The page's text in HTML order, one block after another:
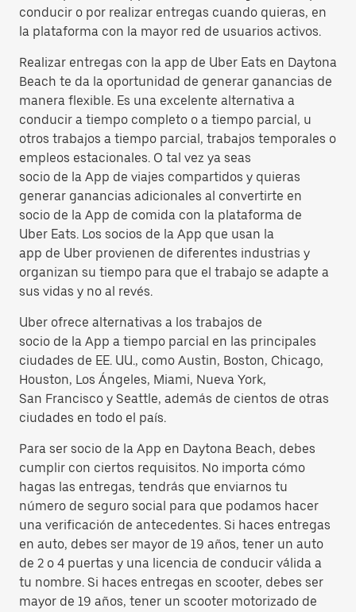
conducir o por realizar entregas cuando quieras, en
la plataforma con la mayor red de usuarios activos.
Realizar entregas con la app de Uber Eats en Daytona
Beach te da la oportunidad de generar ganancias de
manera flexible. Es una excelente alternativa a
conducir a tiempo completo o a tiempo parcial, u
otros trabajos a tiempo parcial, trabajos temporales o
empleos estacionales. O tal vez ya seas
socio de la App de viajes compartidos y quieras
generar ganancias adicionales al convertirte en
socio de la App de comida con la plataforma de
Uber Eats. Los socios de la App que usan la
app de Uber provienen de diferentes industrias y
organizan su tiempo para que el trabajo se adapte a
sus vidas y no al revés.
Uber ofrece alternativas a los trabajos de
socio de la App a tiempo parcial en las principales
ciudades de EE. UU., como Austin, Boston, Chicago,
Houston, Los Ángeles, Miami, Nueva York,
San Francisco y Seattle, además de cientos de otras
ciudades en todo el país.
Para ser socio de la App en Daytona Beach, debes
cumplir con ciertos requisitos. No importa cómo
hagas las entregas, tendrás que enviarnos tu
número de seguro social para que podamos hacer
una verificación de antecedentes. Si haces entregas
en auto, debes ser mayor de 19 años, tener un auto
de 2 o 4 puertas y una licencia de conducir válida a
tu nombre. Si haces entregas en scooter, debes ser
mayor de 19 años, tener un scooter motorizado de